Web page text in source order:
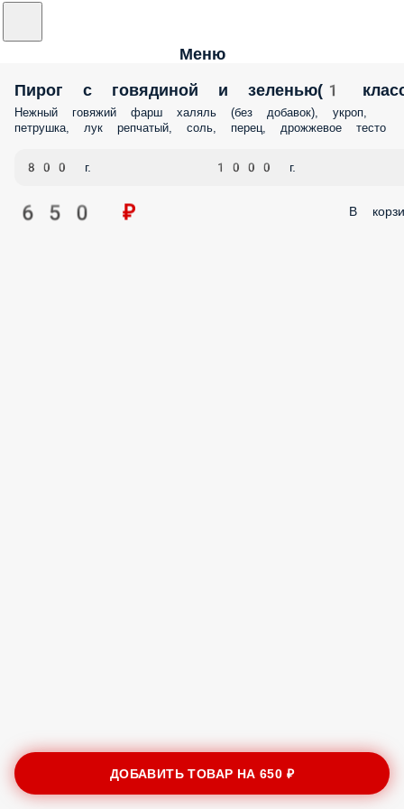
Меню
Пирог с говядиной и зеленью(1
Нежный говяжий фарш халяль (без добавок), укроп,
петрушка, лук репчатый, соль, перец, дрожж​евое тесто
800 г. 1000 г.
650 ₽ В
ДОБАВИТЬ ТОВАР НА650 ₽